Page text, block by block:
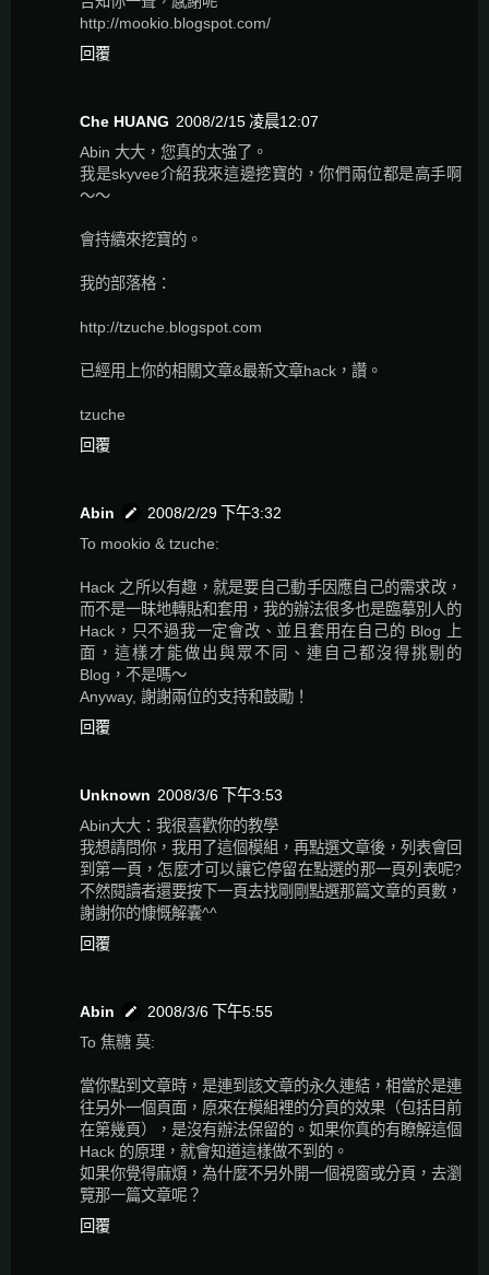
http://mookio.blogspot.com/
回覆
Che HUANG 2008/2/15 凌晨12:07
Abin 大大，您真的太強了。
我是skyvee介紹我來這邊挖寶的，你們兩位都是高手啊
～～
會持續來挖寶的。
我的部落格：
http://tzuche.blogspot.com
已經用上你的相關文章&最新文章hack，讚。
tzuche
回覆
Abin
2008/2/29 下午3:32
To mookio & tzuche:
Hack 之所以有趣，就是要自己動手因應自己的需求改，
而不是一昧地轉貼和套用，我的辦法很多也是臨摹別人的
Hack，只不過我一定會改、並且套用在自己的 Blog 上
面，這樣才能做出與眾不同、連自己都沒得挑剔的
Blog，不是嗎～
Anyway, 謝謝兩位的支持和鼓勵！
回覆
Unknown 2008/3/6 下午3:53
Abin大大：我很喜歡你的教學
我想請問你，我用了這個模組，再點選文章後，列表會回
到第一頁，怎麼才可以讓它停留在點選的那一頁列表呢?
不然閱讀者還要按下一頁去找剛剛點選那篇文章的頁數，
謝謝你的慷慨解囊^^
回覆
Abin
2008/3/6 下午5:55
To 焦糖 莫:
當你點到文章時，是連到該文章的永久連結，相當於是連
往另外一個頁面，原來在模組裡的分頁的效果（包括目前
在第幾頁），是沒有辦法保留的。如果你真的有瞭解這個
Hack 的原理，就會知道這樣做不到的。
如果你覺得麻煩，為什麼不另外開一個視窗或分頁，去瀏
覽那一篇文章呢？
回覆